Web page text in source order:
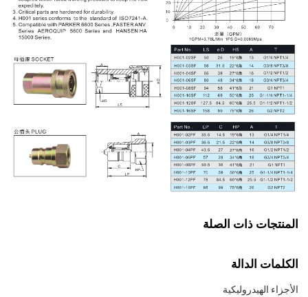
المنتجات ذات الصلة
الكلمات الدالة
الأجزاء الهيدروليكية